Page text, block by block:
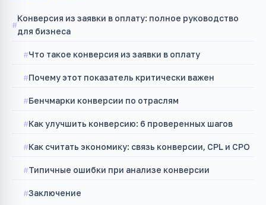
Конверсия из заявки в оплату: полное руководство
для бизнеса
Что такое конверсия из заявки в оплату
Почему этот показатель критически важен
Бенчмарки конверсии по отраслям
Как улучшить конверсию: 6 проверенных шагов
Как считать экономику: связь конверсии, CPL и CPO
Типичные ошибки при анализе конверсии
Заключение